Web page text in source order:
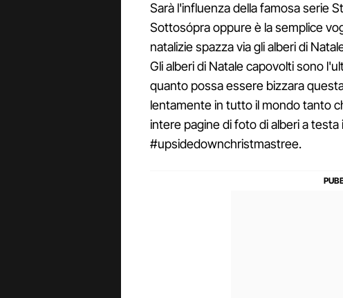
Sarà l'influenza della famosa serie
Sottosópra oppure è la semplice
natalizie spazza via gli alberi di
Gli alberi di Natale capovolti sono
quanto possa essere bizzara
lentamente in tutto il mondo tanto
intere pagine di foto di alberi a
#upsidedownchristmastree.